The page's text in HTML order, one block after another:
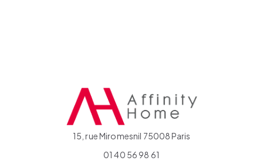
15, rue Miromesnil 75008 Paris
01 40 56 98 61